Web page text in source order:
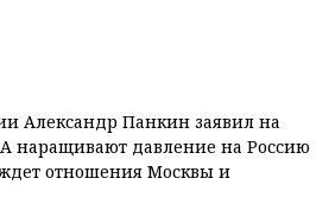
Александр Панкин заявил на
наращивают давление на Россию
отношения Москвы и